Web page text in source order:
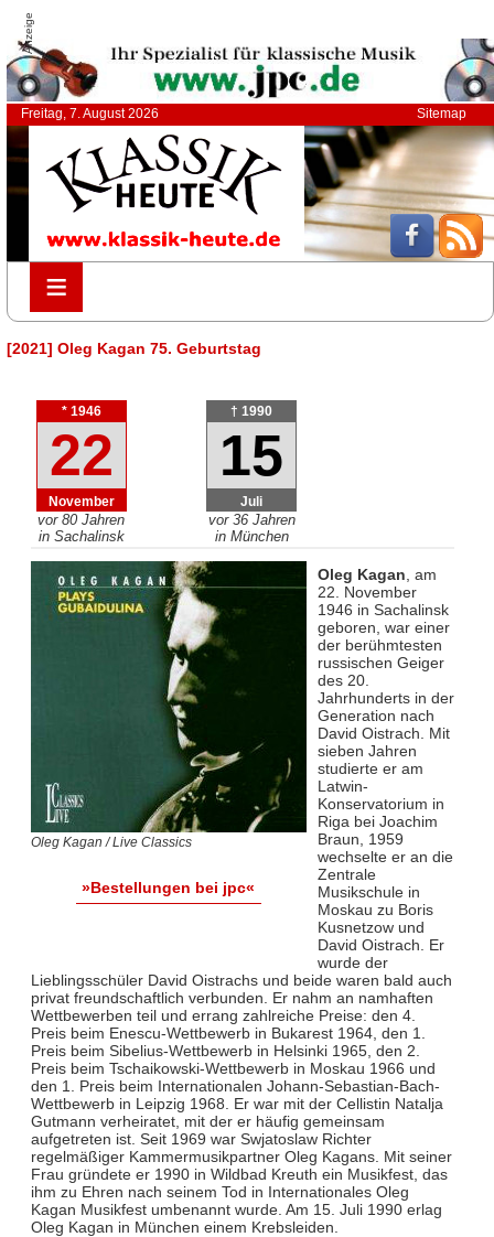
Anzeige
Freitag, 7. August 2026 Sitemap
≡
≡
[2021] Oleg Kagan 75. Geburtstag
* 1946
22
November
vor 80 Jahren
in Sachalinsk
† 1990
15
Juli
vor 36 Jahren
in München
Oleg Kagan / Live Classics
»Bestellungen bei jpc«
Oleg Kagan , am
22. November
1946 in Sachalinsk
geboren, war einer
der berühmtesten
russischen Geiger
des 20.
Jahrhunderts in der
Generation nach
David Oistrach. Mit
sieben Jahren
studierte er am
Latwin-
Konservatorium in
Riga bei Joachim
Braun, 1959
wechselte er an die
Zentrale
Musikschule in
Moskau zu Boris
Kusnetzow und
David Oistrach. Er
wurde der
Lieblingsschüler David Oistrachs und beide waren bald auch
privat freundschaftlich verbunden. Er nahm an namhaften
Wettbewerben teil und errang zahlreiche Preise: den 4.
Preis beim Enescu-Wettbewerb in Bukarest 1964, den 1.
Preis beim Sibelius-Wettbewerb in Helsinki 1965, den 2.
Preis beim Tschaikowski-Wettbewerb in Moskau 1966 und
den 1. Preis beim Internationalen Johann-Sebastian-Bach-
Wettbewerb in Leipzig 1968. Er war mit der Cellistin Natalja
Gutmann verheiratet, mit der er häufig gemeinsam
aufgetreten ist. Seit 1969 war Swjatoslaw Richter
regelmäßiger Kammermusikpartner Oleg Kagans. Mit seiner
Frau gründete er 1990 in Wildbad Kreuth ein Musikfest, das
ihm zu Ehren nach seinem Tod in Internationales Oleg
Kagan Musikfest umbenannt wurde. Am 15. Juli 1990 erlag
Oleg Kagan in München einem Krebsleiden.